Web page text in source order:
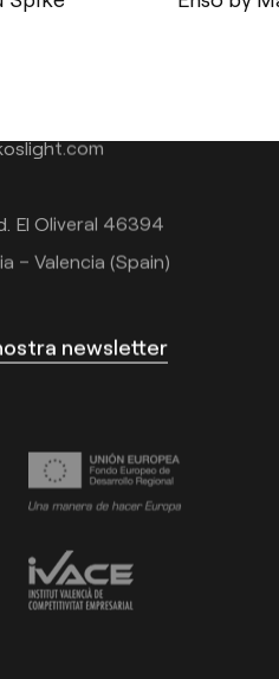
El Oliveral 46394
– Valencia (Spain)
newsletter